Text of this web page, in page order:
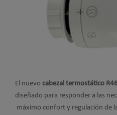
El nuevo cabezal termostático
diseñado para responder a las
máximo confort y regulación de